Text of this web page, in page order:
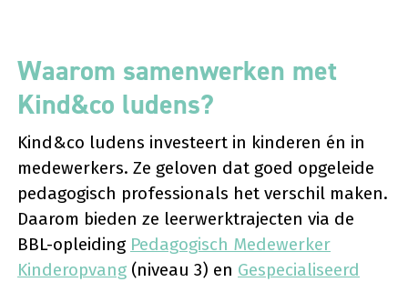
Waarom samenwerken met
Kind&co ludens?
Kind&co ludens investeert in kinderen én in
medewerkers. Ze geloven dat goed opgeleide
pedagogisch professionals het verschil maken.
Daarom bieden ze leerwerktrajecten via de
BBL-opleiding Pedagogisch Medewerker
Kinderopvang (niveau 3) en Gespecialiseerd